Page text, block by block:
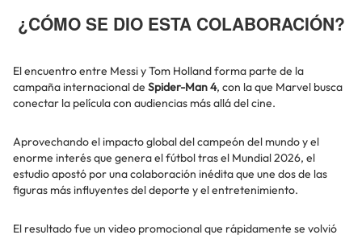
¿CÓMO SE DIO ESTA COLABORACIÓN?
El encuentro entre Messi y Tom Holland forma parte de la
campaña internacional de Spider-Man 4, con la que Marvel busca
conectar la película con audiencias más allá del cine.
Aprovechando el impacto global del campeón del mundo y el
enorme interés que genera el fútbol tras el Mundial 2026, el
estudio apostó por una colaboración inédita que une dos de las
figuras más influyentes del deporte y el entretenimiento.
El resultado fue un video promocional que rápidamente se volvió